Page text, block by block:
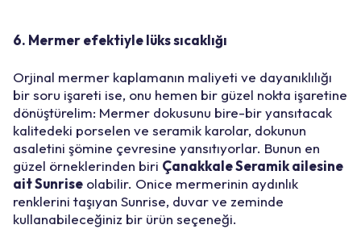
6. Mermer efektiyle lüks sıcaklığı
Orjinal mermer kaplamanın maliyeti ve dayanıklılığı
bir soru işareti ise, onu hemen bir güzel nokta işaretine
dönüştürelim: Mermer dokusunu bire-bir yansıtacak
kalitedeki porselen ve seramik karolar, dokunun
asaletini şömine çevresine yansıtıyorlar. Bunun en
güzel örneklerinden biri Çanakkale Seramik ailesine
ait Sunrise olabilir. Onice mermerinin aydınlık
renklerini taşıyan Sunrise, duvar ve zeminde
kullanabileceğiniz bir ürün seçeneği.